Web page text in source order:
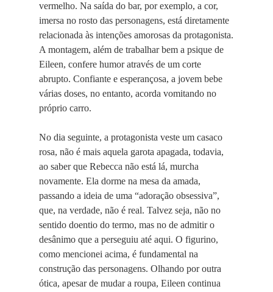
vermelho. Na saída do bar, por exemplo, a cor,
imersa no rosto das personagens, está diretamente
relacionada às intenções amorosas da protagonista.
A montagem, além de trabalhar bem a psique de
Eileen, confere humor através de um corte
abrupto. Confiante e esperançosa, a jovem bebe
várias doses, no entanto, acorda vomitando no
próprio carro.
No dia seguinte, a protagonista veste um casaco
rosa, não é mais aquela garota apagada, todavia,
ao saber que Rebecca não está lá, murcha
novamente. Ela dorme na mesa da amada,
passando a ideia de uma “adoração obsessiva”,
que, na verdade, não é real. Talvez seja, não no
sentido doentio do termo, mas no de admitir o
desânimo que a perseguiu até aqui. O figurino,
como mencionei acima, é fundamental na
construção das personagens. Olhando por outra
ótica, apesar de mudar a roupa, Eileen continua